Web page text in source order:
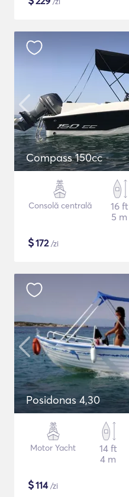
Compass 150cc
Consolă centrală
16 ft
5 m
$172/zi
Posidonas 4,30
Motor Yacht
14 ft
4 m
$114/zi